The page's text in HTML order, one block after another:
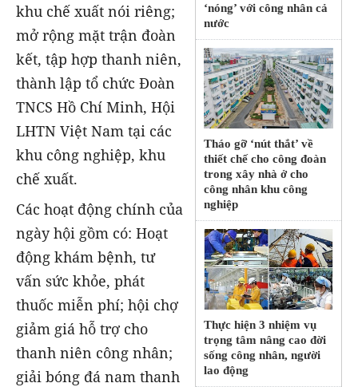
‘nóng’ với công nhân cả
nước
Tháo gỡ ‘nút thắt’ về
thiết chế cho công đoàn
trong xây nhà ở cho
công nhân khu công
nghiệp
Thực hiện 3 nhiệm vụ
trọng tâm nâng cao đời
sống công nhân, người
lao động
khu chế xuất nói riêng;
mở rộng mặt trận đoàn
kết, tập hợp thanh niên,
thành lập tổ chức Đoàn
TNCS Hồ Chí Minh, Hội
LHTN Việt Nam tại các
khu công nghiệp, khu
chế xuất.
Các hoạt động chính của
ngày hội gồm có: Hoạt
động khám bệnh, tư
vấn sức khỏe, phát
thuốc miễn phí; hội chợ
giảm giá hỗ trợ cho
thanh niên công nhân;
giải bóng đá nam thanh